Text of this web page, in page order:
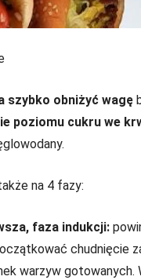
szybko obniżyć wagę
poziomu cukru we
na 4 fazy:
faza indukcji:
chudnięcie
warzyw